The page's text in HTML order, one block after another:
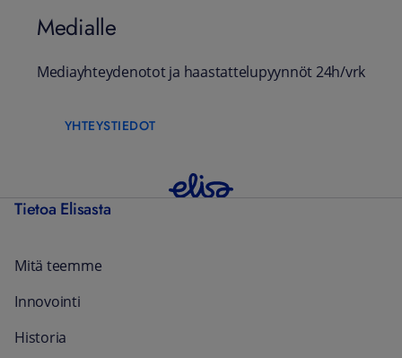
Medialle
Mediayhteydenotot ja haastattelupyynnöt 24h/vrk
YHTEYSTIEDOT
Tietoa Elisasta
Mitä teemme
Innovointi
Historia